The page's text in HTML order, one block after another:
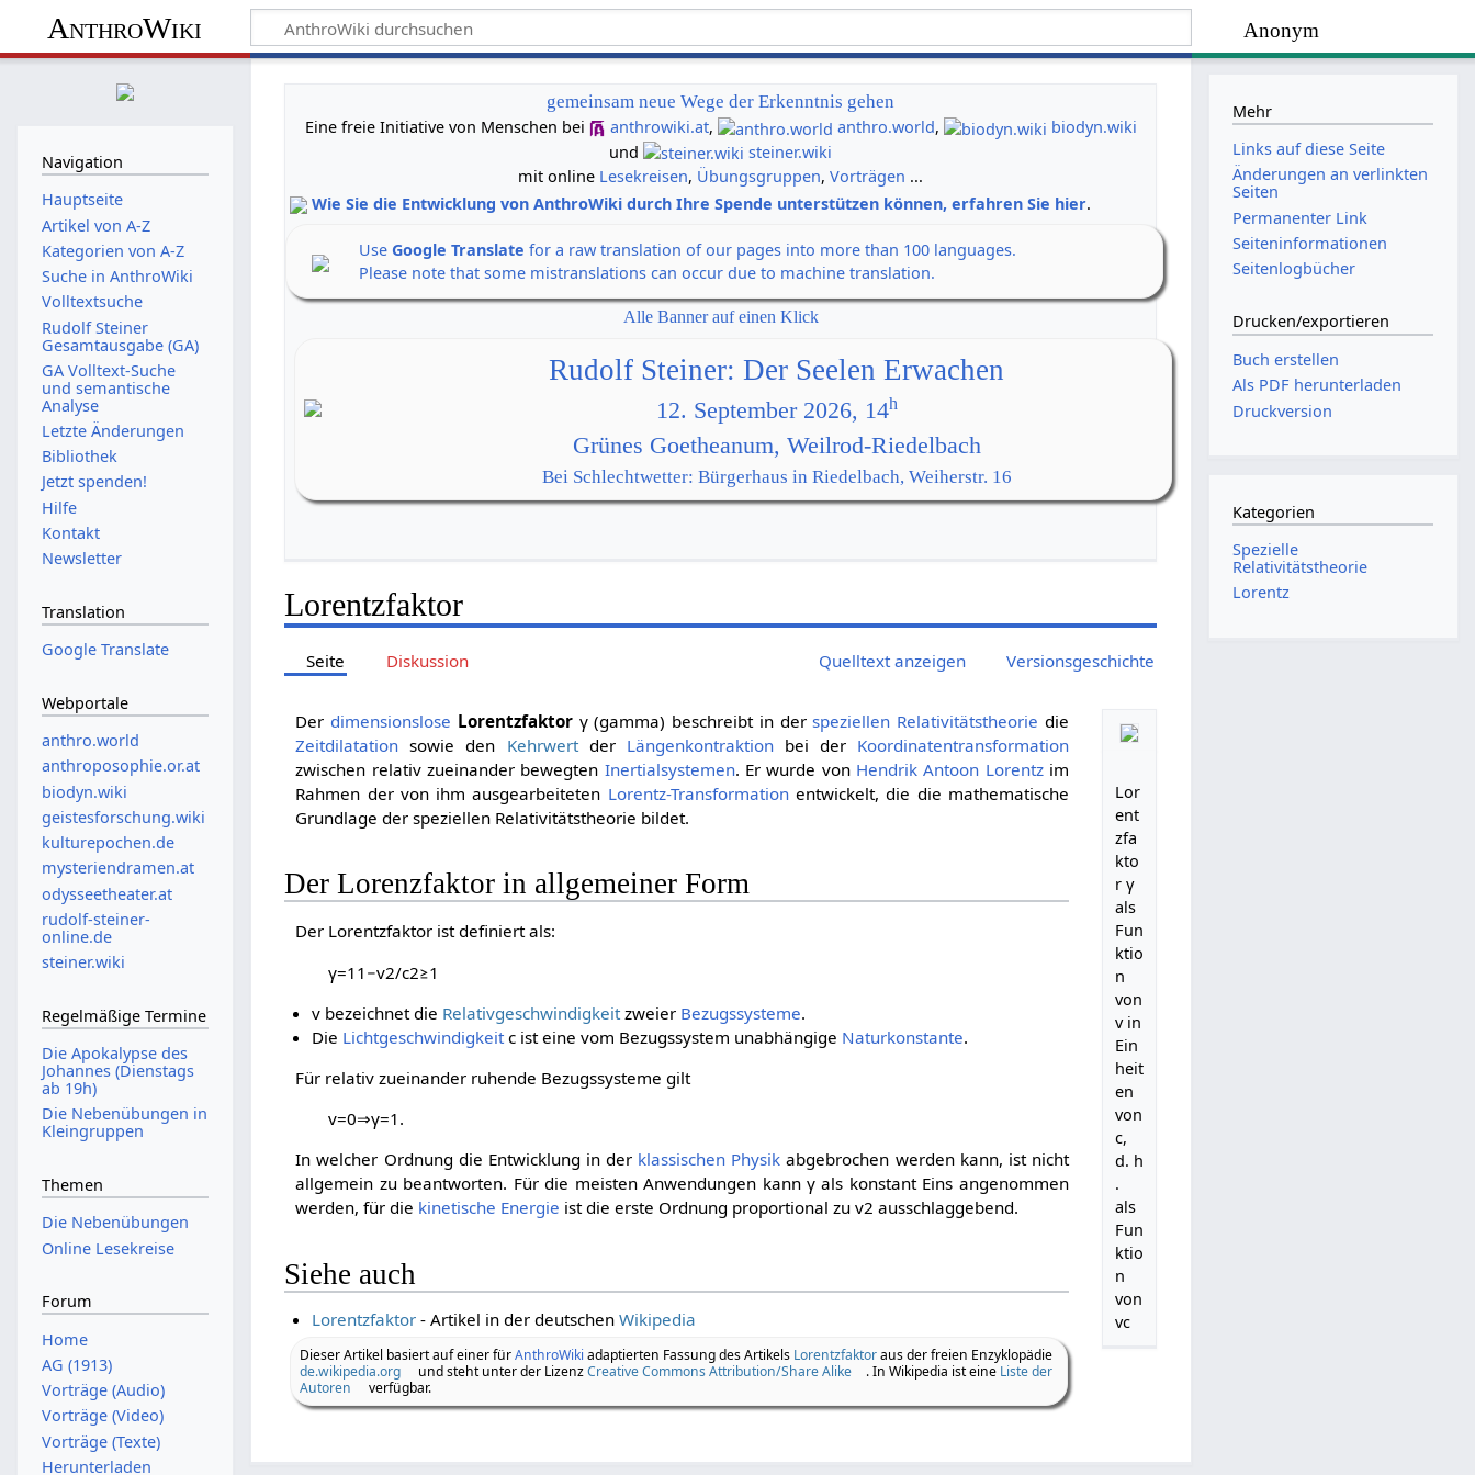
Anonym
AnthroWiki
gemeinsam neue Wege der Erkenntnis gehen
Eine freie Initiative von Menschen bei
anthrowiki.at, anthro.world,
biodyn.wiki
und
steiner.wiki
mit online Lesekreisen, Übungsgruppen,Vorträgen ...
Wie Sie die Entwicklung von AnthroWiki durch Ihre Spende unterstützen können, erfahren Sie hier.
UseGoogle Translate for a raw translation of our pages into more than 100 languages.
Please note that some mistranslations can occur due to machine translation.
Alle Banner auf einen Klick
Rudolf Steiner: Der Seelen Erwachen
12. September 2026, 14h
Grünes Goetheanum, Weilrod-Riedelbach
Bei Schlechtwetter: Bürgerhaus in Riedelbach, Weiherstr. 16
Lorentzfaktor
Seite Diskussion Quelltext anzeigen Versionsgeschichte
Lor
ent
zfa
kto
rγ
als
Fun
ktio
n
von
vin
Ein
heit
en
von
c,
d. h
.
als
Fun
ktio
n
von
vc
Der dimensionslose Lorentzfaktor γ(gamma) beschreibt in derspeziellen Relativitätstheorie die
Zeitdilatation sowie den Kehrwertder Längenkontraktionbei der Koordinatentransformation
zwischen relativ zueinander bewegten Inertialsystemen. Er wurde von Hendrik Antoon Lorentzim
Rahmen der von ihm ausgearbeiteten Lorentz-Transformationentwickelt, die die mathematische
Grundlage der speziellen Relativitätstheorie bildet.
Der Lorenzfaktor in allgemeiner Form
Der Lorentzfaktor ist definiert als:
γ=1 1 −v2/c2≥1
vbezeichnet die Relativgeschwindigkeitzweier Bezugssysteme.
Die Lichtgeschwindigkeit cist eine vom Bezugssystem unabhängige Naturkonstante.
Für relativ zueinander ruhende Bezugssysteme gilt
v=0⇒γ=1 .
In welcher Ordnung die Entwicklung in der klassischen Physik abgebrochen werden kann, ist nicht
allgemein zu beantworten. Für die meisten Anwendungen kannγ als konstant Eins angenommen
werden, für die kinetische Energie ist die erste Ordnung proportional zuv2 ausschlaggebend.
Siehe auch
Lorentzfaktor- Artikel in der deutschen Wikipedia
Dieser Artikel basiert auf einer fürAnthroWiki adaptierten Fassung des Artikels Lorentzfaktoraus der freien Enzyklopädie
de.wikipedia.org
und steht unter der LizenzCreative Commons Attribution/Share Alike . In Wikipedia ist eine Liste der
Autoren
verfügbar.
Navigation
Hauptseite
Artikel von A-Z
Kategorien von A-Z
Suche in AnthroWiki
Volltextsuche
Rudolf Steiner
Gesamtausgabe (GA)
GA Volltext-Suche
und semantische
Analyse
Letzte Änderungen
Bibliothek
Jetzt spenden!
Hilfe
Kontakt
Newsletter
Translation
Google Translate
Webportale
anthro.world
anthroposophie.or.at
biodyn.wiki
geistesforschung.wiki
kulturepochen.de
mysteriendramen.at
odysseetheater.at
rudolf-steiner-
online.de
steiner.wiki
Regelmäßige Termine
Die Apokalypse des
Johannes (Dienstags
ab 19h)
Die Nebenübungen in
Kleingruppen
Themen
Die Nebenübungen
Online Lesekreise
Forum
Home
AG (1913)
Vorträge (Audio)
Vorträge (Video)
Vorträge (Texte)
Herunterladen
Mehr
Links auf diese Seite
Änderungen an verlinkten
Seiten
Permanenter Link
Seiten­­informationen
Seitenlogbücher
Drucken/­exportieren
Buch erstellen
Als PDF herunterladen
Druckversion
Kategorien
Spezielle
Relativitätstheorie
Lorentz